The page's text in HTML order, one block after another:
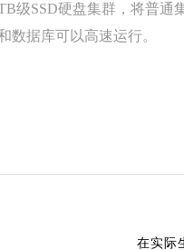
级SSD硬盘集群，将普通
数据库可以高速运行。
在实际